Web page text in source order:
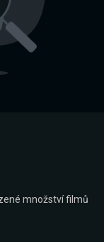
množství filmů